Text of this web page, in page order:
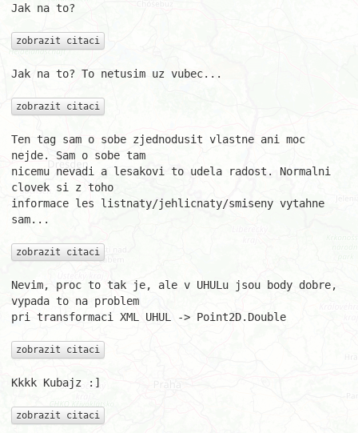
Jak na to?
zobrazit citaci
Jak na to? To netusim uz vubec...
zobrazit citaci
Ten tag sam o sobe zjednodusit vlastne ani moc
nejde. Sam o sobe tam
nicemu nevadi a lesakovi to udela radost. Normalni
clovek si z toho
informace les listnaty/jehlicnaty/smiseny vytahne
sam...
zobrazit citaci
Nevim, proc to tak je, ale v UHULu jsou body dobre,
vypada to na problem
pri transformaci XML UHUL -> Point2D.Double
zobrazit citaci
Kkkk Kubajz :]
zobrazit citaci